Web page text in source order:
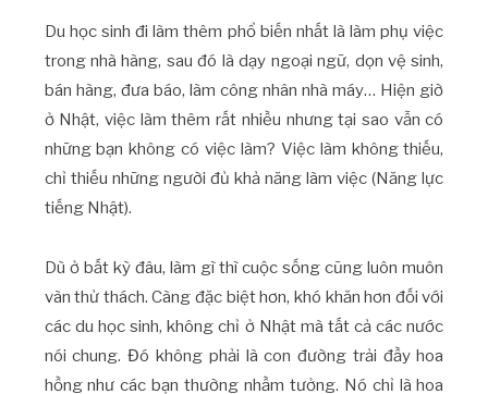
Du học sinh đi làm thêm phổ biến nhất là làm phụ việc
trong nhà hàng, sau đó là dạy ngoại ngữ, dọn vệ sinh,
bán hàng, đưa báo, làm công nhân nhà máy… Hiện giờ
ở Nhật, việc làm thêm rất nhiều nhưng tại sao vẫn có
những bạn không có việc làm? Việc làm không thiếu,
chỉ thiếu những người đủ khả năng làm việc (Năng lực
tiếng Nhật).
Dù ở bất kỳ đâu, làm gì thì cuộc sống cũng luôn muôn
vàn thử thách. Càng đặc biệt hơn, khó khăn hơn đối với
các du học sinh, không chỉ ở Nhật mà tất cả các nước
nói chung. Đó không phải là con đường trải đầy hoa
hồng như các bạn thường nhầm tưởng. Nó chỉ là hoa